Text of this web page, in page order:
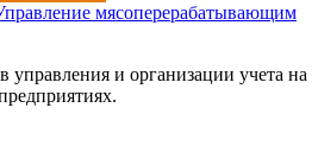
мясоперерабатывающим
управления и организации учета на